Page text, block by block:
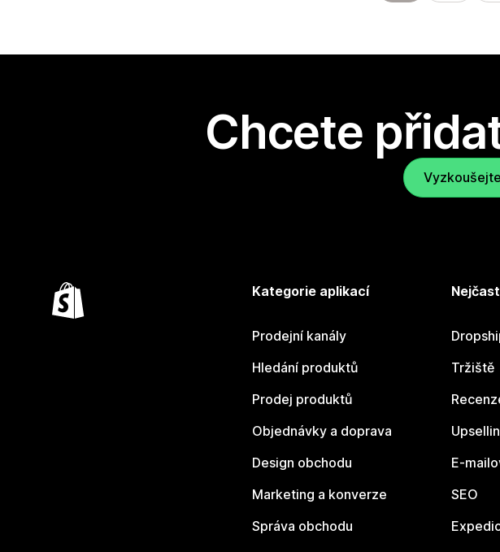
Chcete
Kategorie aplikací
Prodejní kanály
Hledání produktů
Prodej produktů
Objednávky a doprava
Design obchodu
Marketing a konverze
Správa obchodu
Tržiště
E-
SEO